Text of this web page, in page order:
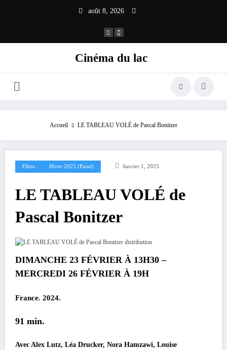
août 8, 2026
Cinéma du lac
Accueil LE TABLEAU VOLÉ de Pascal Bonitzer
Films Hiver 2025 (passé) Janvier 1, 2025
LE TABLEAU VOLÉ de
Pascal Bonitzer
DIMANCHE 23 FÉVRIER À 13H30 –
MERCREDI 26 FÉVRIER À 19H
France. 2024.
91 min.
Avec Alex Lutz, Léa Drucker, Nora Hamzawi, Louise